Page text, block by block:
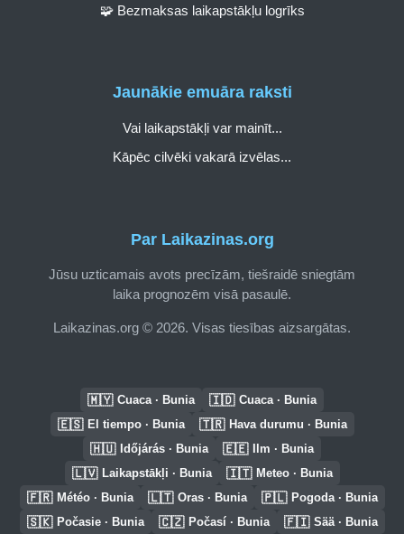
Par Laikazinas.org
Jūsu uzticamais avots precīzām, tiešraidē sniegtām
laika prognozēm visā pasaulē.
Laikazinas.org © 2026. Visas tiesības aizsargātas.
🧩 Bezmaksas laikapstākļu logrīks
Jaunākie emuāra raksti
Vai laikapstākļi var mainīt...
Kāpēc cilvēki vakarā izvēlas...
🇲🇾 Cuaca · Bunia 🇮🇩 Cuaca · Bunia
🇪🇸 El tiempo · Bunia 🇹🇷 Hava durumu · Bunia
🇭🇺 Időjárás · Bunia 🇪🇪 Ilm · Bunia
🇱🇻 Laikapstākļi · Bunia 🇮🇹 Meteo · Bunia
🇫🇷 Météo · Bunia 🇱🇹 Oras · Bunia 🇵🇱 Pogoda · Bunia
🇸🇰 Počasie · Bunia 🇨🇿 Počasí · Bunia 🇫🇮 Sää · Bunia